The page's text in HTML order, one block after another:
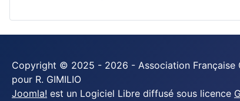
Copyright © 2025 - 2026 - Association Française
pour R. GIMILIO
Joomla! est un Logiciel Libre diffusé sous licence